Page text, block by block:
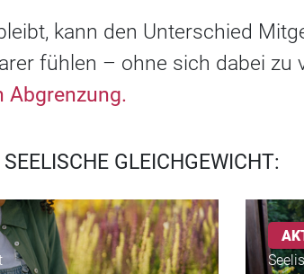
kann den Unterschied
fühlen – ohne sich dabei zu
Abgrenzung.
GLEICHGEWICHT: